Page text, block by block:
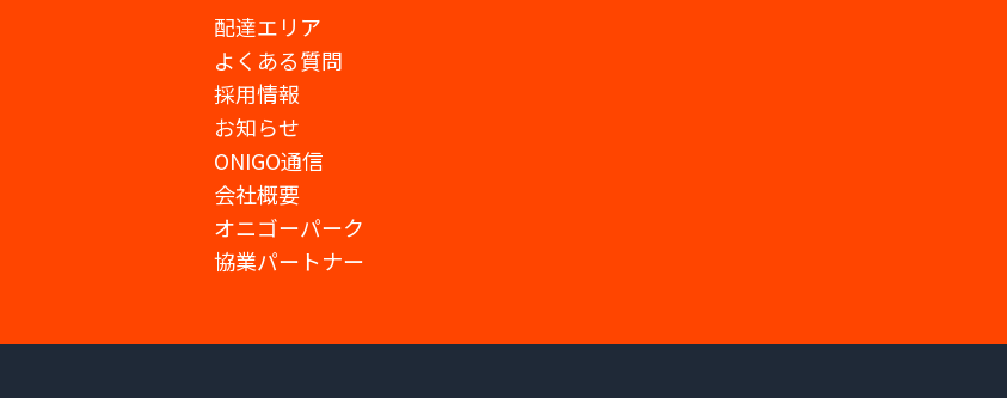
配達エリア
よくある質問
採用情報
お知らせ
ONIGO通信
会社概要
オニゴーパーク
協業パートナー